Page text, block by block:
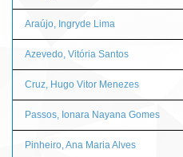
Araújo, Ingryde Lima
Azevedo, Vitória Santos
Cruz, Hugo Vitor Menezes
Passos, Ionara Nayana Gomes
Pinheiro, Ana Maria Alves